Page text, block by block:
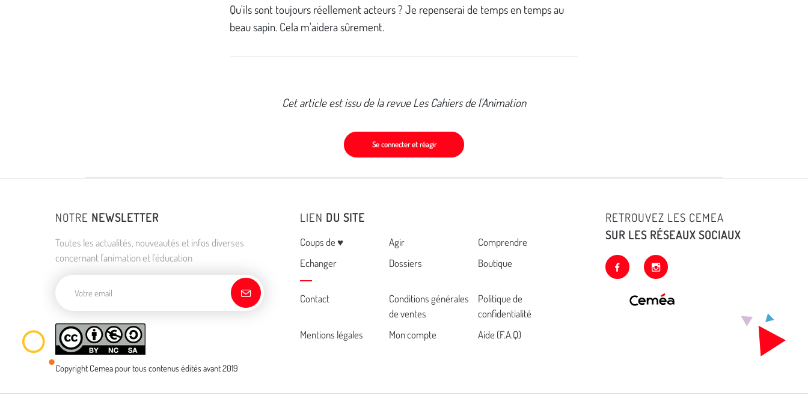
Qu'ils sont toujours réellement acteurs ? Je repenserai de temps en temps au
beau sapin. Cela m'aidera sûrement.
Cet article est issu de la revue Les Cahiers de l'Animation
Se connecter et réagir
NOTRE NEWSLETTER
Toutes les actualités, nouveautés et infos diverses
concernant l'animation et l'éducation
Copyright Cemea pour tous contenus édités avant 2019
LIEN DU SITE
Menu
Coups de ♥ Agir
Comprendre
Echanger
Dossiers Boutique
Cemea
footer
Contact
Conditions générales
de ventes
Politique de
confidentialité
Mentions légales
Mon compte Aide (F.A.Q)
RETROUVEZ LES CEMEA
SUR LES RÉSEAUX SOCIAUX
facebook instagram